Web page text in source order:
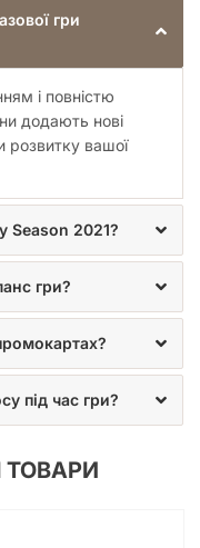
гри
і повністю
додають нові
розвитку вашої
Season 2021?
гри?
під час гри?
ТОВАРИ